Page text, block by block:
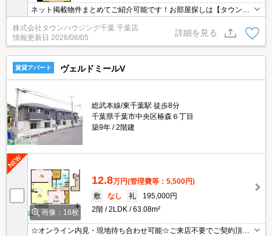
ネット掲載物件まとめてご紹介可能です！お部屋探しは【タウンハ
ウジング】にお任せください！※オンライン内見・現地待ち合わせ
は事前にご相談ください。
株式会社タウンハウジング千葉 千葉店
情報更新日 2026/08/05
詳細を見る
賃貸アパート ヴェルドミールV
総武本線/東千葉駅 徒歩8分
千葉県千葉市中央区椿森６丁目
築9年
2階建
画像：16枚
12.8万円(管理費等：5,500円)
敷
なし 礼
195,000円
2階
2LDK 63.08m²
☆オンライン内見・現地待ち合わせ可能☆ご来店不要でご契約頂く